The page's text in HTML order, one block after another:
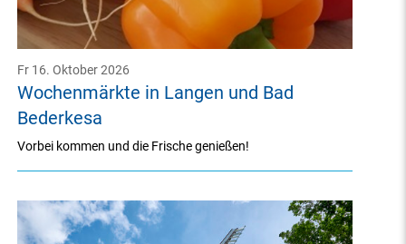
Wochenmärkte in Langen und Bad
Bederkesa
Fr 16. Oktober 2026
Vorbei kommen und die Frische genießen!